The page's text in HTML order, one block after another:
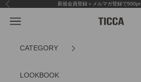
コンテンツへスキップ
前へ 新規会員登録＋メルマガ登録で500pt
TICCA
メニュー
CATEGORY
LOOKBOOK